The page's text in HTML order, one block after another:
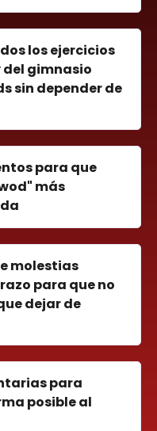
los ejercicios
gimnasio
sin depender de
para que
más
molestias
para que no
dejar de
para
posible al